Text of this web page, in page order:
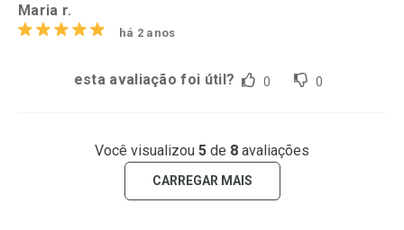
Maria r.
há 2 anos
esta avaliação foi útil? 0 0
Você visualizou 5 de 8 avaliações
CARREGAR MAIS